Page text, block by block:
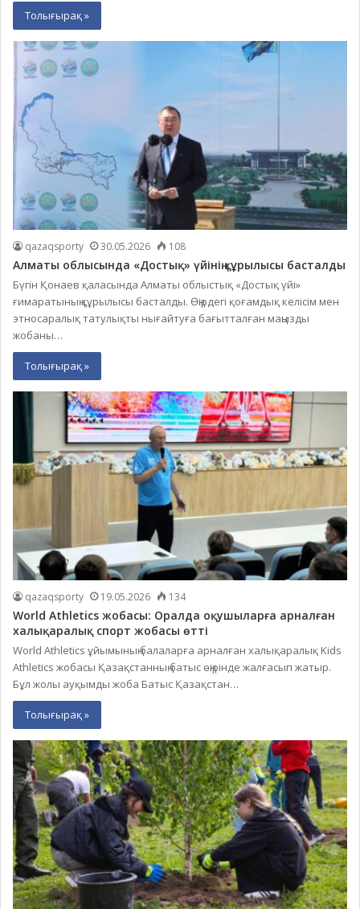
Толығырақ »
qazaqsporty 30.05.2026 108
Алматы облысында «Достық» үйінің құрылысы басталды
Бүгін Қонаев қаласында Алматы облыстық «Достық үйі»
ғимаратының құрылысы басталды. Өңірдегі қоғамдық келісім мен
этносаралық татулықты нығайтуға бағытталған маңызды
жобаны…
Толығырақ »
qazaqsporty 19.05.2026 134
World Athletics жобасы: Оралда оқушыларға арналған
халықаралық спорт жобасы өтті
World Athletics ұйымының балаларға арналған халықаралық Kids
Athletics жобасы Қазақстанның батыс өңірінде жалғасып жатыр.
Бұл жолы ауқымды жоба Батыс Қазақстан…
Толығырақ »